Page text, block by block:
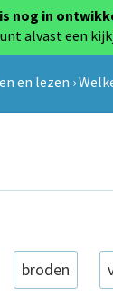
nog in
alvast een
en lezen ›
broden